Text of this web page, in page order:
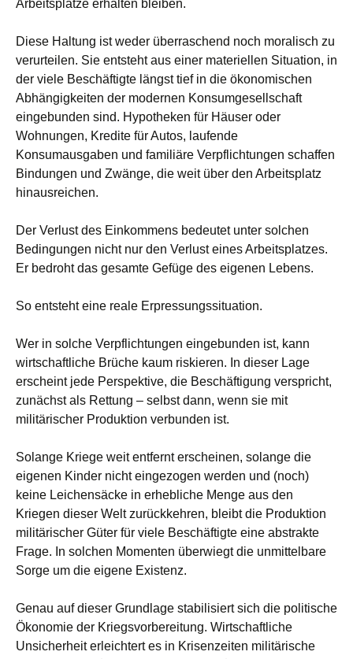
Arbeitsplätze erhalten bleiben.
Diese Haltung ist weder überraschend noch moralisch zu
verurteilen. Sie entsteht aus einer materiellen Situation, in
der viele Beschäftigte längst tief in die ökonomischen
Abhängigkeiten der modernen Konsumgesellschaft
eingebunden sind. Hypotheken für Häuser oder
Wohnungen, Kredite für Autos, laufende
Konsumausgaben und familiäre Verpflichtungen schaffen
Bindungen und Zwänge, die weit über den Arbeitsplatz
hinausreichen.
Der Verlust des Einkommens bedeutet unter solchen
Bedingungen nicht nur den Verlust eines Arbeitsplatzes.
Er bedroht das gesamte Gefüge des eigenen Lebens.
So entsteht eine reale Erpressungssituation.
Wer in solche Verpflichtungen eingebunden ist, kann
wirtschaftliche Brüche kaum riskieren. In dieser Lage
erscheint jede Perspektive, die Beschäftigung verspricht,
zunächst als Rettung – selbst dann, wenn sie mit
militärischer Produktion verbunden ist.
Solange Kriege weit entfernt erscheinen, solange die
eigenen Kinder nicht eingezogen werden und (noch)
keine Leichensäcke in erhebliche Menge aus den
Kriegen dieser Welt zurückkehren, bleibt die Produktion
militärischer Güter für viele Beschäftigte eine abstrakte
Frage. In solchen Momenten überwiegt die unmittelbare
Sorge um die eigene Existenz.
Genau auf dieser Grundlage stabilisiert sich die politische
Ökonomie der Kriegsvorbereitung. Wirtschaftliche
Unsicherheit erleichtert es in Krisenzeiten militärische